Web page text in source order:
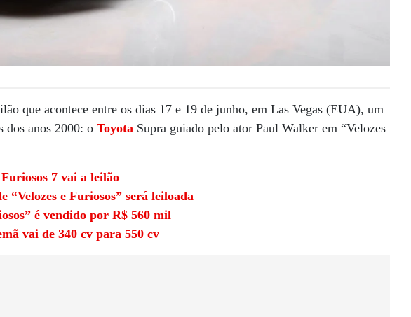
que acontece entre os dias 17 e 19 de junho, em Las Vegas (EUA), um
dos anos 2000: o Toyota Supra guiado pelo ator Paul Walker em “Velozes
7 vai a leilão
“Velozes e Furiosos” será leiloada
é vendido por R$ 560 mil
vai de 340 cv para 550 cv